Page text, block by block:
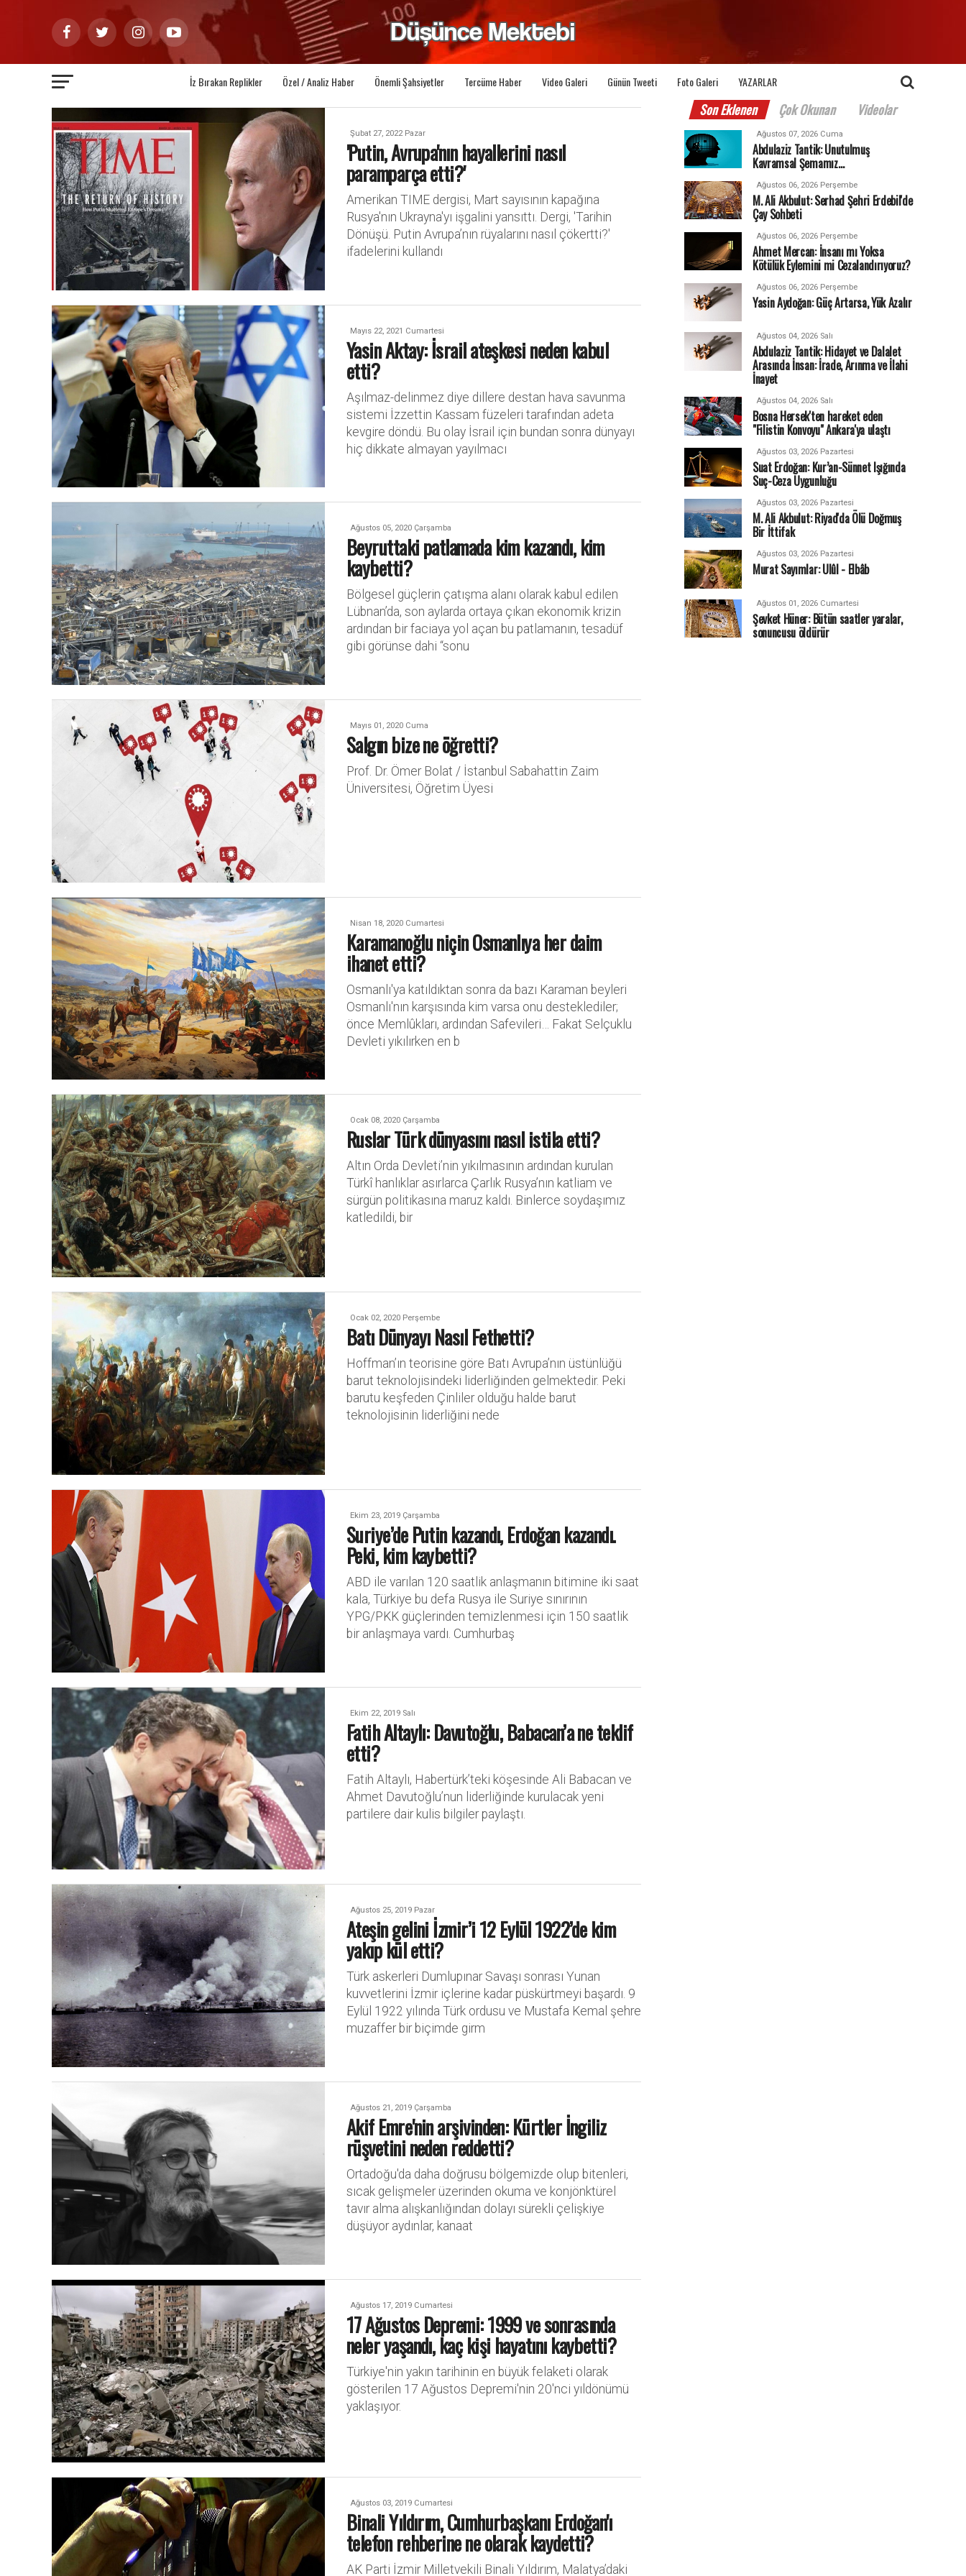
İz Bırakan Replikler Özel / Analiz Haber Önemli Şahsiyetler Tercüme Haber Video Galeri Günün Tweeti Foto Galeri YAZARLAR
Şubat 27, 2022 Pazar
'Putin, Avrupa'nın hayallerini nasıl
paramparça etti?'
Amerikan TIME dergisi, Mart sayısının kapağına
Rusya'nın Ukrayna'yı işgalini yansıttı. Dergi, 'Tarihin
Dönüşü. Putin Avrupa’nın rüyalarını nasıl çökertti?'
ifadelerini kullandı
Mayıs 22, 2021 Cumartesi
Yasin Aktay: İsrail ateşkesi neden kabul
etti?
Aşılmaz-delinmez diye dillere destan hava savunma
sistemi İzzettin Kassam füzeleri tarafından adeta
kevgire döndü. Bu olay İsrail için bundan sonra dünyayı
hiç dikkate almayan yayılmacı
Ağustos 05, 2020 Çarşamba
Beyruttaki patlamada kim kazandı, kim
kaybetti?
Bölgesel güçlerin çatışma alanı olarak kabul edilen
Lübnan’da, son aylarda ortaya çıkan ekonomik krizin
ardından bir faciaya yol açan bu patlamanın, tesadüf
gibi görünse dahi “sonu
Mayıs 01, 2020 Cuma
Salgın bize ne öğretti?
Prof. Dr. Ömer Bolat / İstanbul Sabahattin Zaim
Üniversitesi, Öğretim Üyesi
Nisan 18, 2020 Cumartesi
Karamanoğlu niçin Osmanlıya her daim
ihanet etti?
Osmanlı'ya katıldıktan sonra da bazı Karaman beyleri
Osmanlı'nın karşısında kim varsa onu desteklediler;
önce Memlûkları, ardından Safevileri… Fakat Selçuklu
Devleti yıkılırken en b
Ocak 08, 2020 Çarşamba
Ruslar Türk dünyasını nasıl istila etti?
Altın Orda Devleti’nin yıkılmasının ardından kurulan
Türkî hanlıklar asırlarca Çarlık Rusya’nın katliam ve
sürgün politikasına maruz kaldı. Binlerce soydaşımız
katledildi, bir
Ocak 02, 2020 Perşembe
Batı Dünyayı Nasıl Fethetti?
Hoffman’ın teorisine göre Batı Avrupa’nın üstünlüğü
barut teknolojisindeki liderliğinden gelmektedir. Peki
barutu keşfeden Çinliler olduğu halde barut
teknolojisinin liderliğini nede
Ekim 23, 2019 Çarşamba
Suriye’de Putin kazandı, Erdoğan kazandı.
Peki, kim kaybetti?
ABD ile varılan 120 saatlik anlaşmanın bitimine iki saat
kala, Türkiye bu defa Rusya ile Suriye sınırının
YPG/PKK güçlerinden temizlenmesi için 150 saatlik
bir anlaşmaya vardı. Cumhurbaş
Ekim 22, 2019 Salı
Fatih Altaylı: Davutoğlu, Babacan’a ne teklif
etti?
Fatih Altaylı, Habertürk’teki köşesinde Ali Babacan ve
Ahmet Davutoğlu’nun liderliğinde kurulacak yeni
partilere dair kulis bilgiler paylaştı.
Ağustos 25, 2019 Pazar
Ateşin gelini İzmir’i 12 Eylül 1922’de kim
yakıp kül etti?
Türk askerleri Dumlupınar Savaşı sonrası Yunan
kuvvetlerini İzmir içlerine kadar püskürtmeyi başardı. 9
Eylül 1922 yılında Türk ordusu ve Mustafa Kemal şehre
muzaffer bir biçimde girm
Ağustos 21, 2019 Çarşamba
Akif Emre'nin arşivinden: Kürtler İngiliz
rüşvetini neden reddetti?
Ortadoğu'da daha doğrusu bölgemizde olup bitenleri,
sıcak gelişmeler üzerinden okuma ve konjönktürel
tavır alma alışkanlığından dolayı sürekli çelişkiye
düşüyor aydınlar, kanaat
Ağustos 17, 2019 Cumartesi
17 Ağustos Depremi: 1999 ve sonrasında
neler yaşandı, kaç kişi hayatını kaybetti?
Türkiye'nin yakın tarihinin en büyük felaketi olarak
gösterilen 17 Ağustos Depremi'nin 20'nci yıldönümü
yaklaşıyor.
Ağustos 03, 2019 Cumartesi
Binali Yıldırım, Cumhurbaşkanı Erdoğan'ı
telefon rehberine ne olarak kaydetti?
AK Parti İzmir Milletvekili Binali Yıldırım, Malatya’daki
Son Eklenen Çok Okunan Videolar
Ağustos 07, 2026 Cuma
Abdulaziz Tantik: Unutulmuş
Kavramsal Şemamız…
Ağustos 06, 2026 Perşembe
M. Ali Akbulut: Serhad Şehri Erdebil'de
Çay Sohbeti
Ağustos 06, 2026 Perşembe
Ahmet Mercan: İnsanı mı Yoksa
Kötülük Eylemini mi Cezalandırıyoruz?
Ağustos 06, 2026 Perşembe
Yasin Aydoğan: Güç Artarsa, Yük Azalır
Ağustos 04, 2026 Salı
Abdulaziz Tantik: Hidayet ve Dalalet
Arasında İnsan: İrade, Arınma ve İlahi
İnayet
Ağustos 04, 2026 Salı
Bosna Hersek'ten hareket eden
"Filistin Konvoyu" Ankara'ya ulaştı
Ağustos 03, 2026 Pazartesi
Suat Erdoğan: Kur’an-Sünnet Işığında
Suç-Ceza Uygunluğu
Ağustos 03, 2026 Pazartesi
M. Ali Akbulut: Riyad'da Ölü Doğmuş
Bir İttifak
Ağustos 03, 2026 Pazartesi
Murat Sayımlar: Ulûl - Elbâb
Ağustos 01, 2026 Cumartesi
Şevket Hüner: Bütün saatler yaralar,
sonuncusu öldürür